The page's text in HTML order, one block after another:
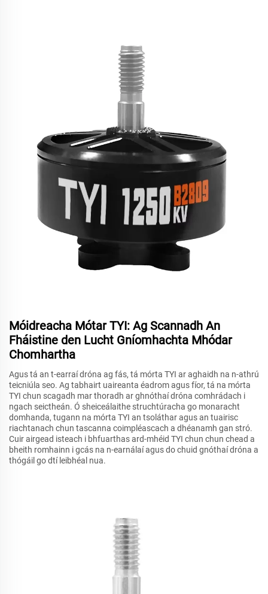
Móidreacha Mótar TYI: Ag Scannadh An
Fháistine den Lucht Gníomhachta Mhódar
Chomhartha
Agus tá an t-earraí dróna ag fás, tá mórta TYI ar aghaidh na n-athrú
teicniúla seo. Ag tabhairt uaireanta éadrom agus fíor, tá na mórta
TYI chun scagadh mar thoradh ar ghnóthaí dróna comhrádach i
ngach seictheán. Ó sheiceálaithe struchtúracha go monaracht
domhanda, tugann na mórta TYI an tsoláthar agus an tuairisc
riachtanach chun tascanna coimpléascach a dhéanamh gan stró.
Cuir airgead isteach i bhfuarthas ard-mhéid TYI chun chun chead a
bheith romhainn i gcás na n-earnálaí agus do chuid gnóthaí dróna a
thógáil go dtí leibhéal nua.